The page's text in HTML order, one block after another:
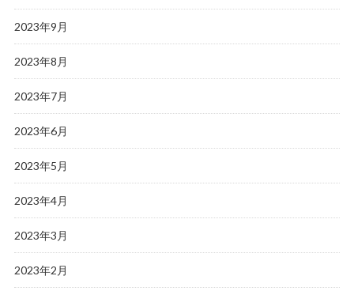
2023年9月
2023年8月
2023年7月
2023年6月
2023年5月
2023年4月
2023年3月
2023年2月